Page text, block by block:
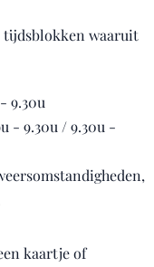
tijdsblokken waaruit
9.30u
- 9.30u / 9.30u -
kaartje of